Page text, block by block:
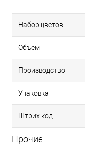
Набор цветов
Объём
Производство
Упаковка
Штрих-код
Прочие